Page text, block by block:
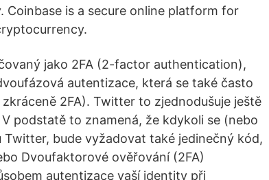
is a secure online platform for
jako 2FA (2-factor authentication),
autentizace, která se také často
2FA). Twitter to zjednodušuje ještě
podstatě to znamená, že kdykoli se (nebo
bude vyžadovat také jedinečný kód,
Dvoufaktorové ověřování (2FA)
autentizace vaší identity při